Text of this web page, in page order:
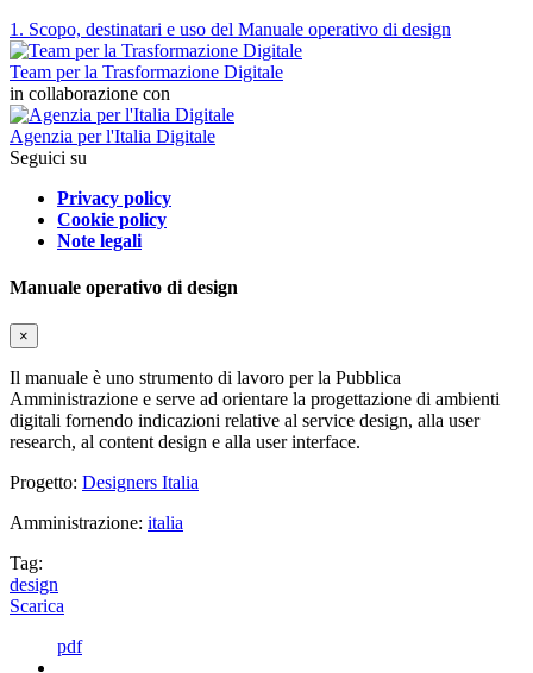
1. Scopo, destinatari e uso del Manuale operativo di design
Team per la Trasformazione Digitale
in collaborazione con
Agenzia per l'Italia Digitale
Seguici su
Privacy policy
Cookie policy
Note legali
Manuale operativo di design
×
Il manuale è uno strumento di lavoro per la Pubblica
Amministrazione e serve ad orientare la progettazione di ambienti
digitali fornendo indicazioni relative al service design, alla user
research, al content design e alla user interface.
Progetto: Designers Italia
Amministrazione: italia
Tag:
design
Scarica
pdf